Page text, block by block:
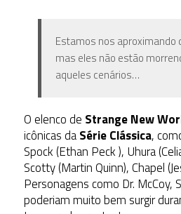
Estamos nos aproximando
mas eles não estão
aqueles cenários…
O elenco de Strange New
icônicas daSérie Clássica,
Spock (Ethan Peck ), Uhura
Scotty (Martin Quinn), Chapel
Personagens como Dr. McCoy,
poderiam muito bem surgir